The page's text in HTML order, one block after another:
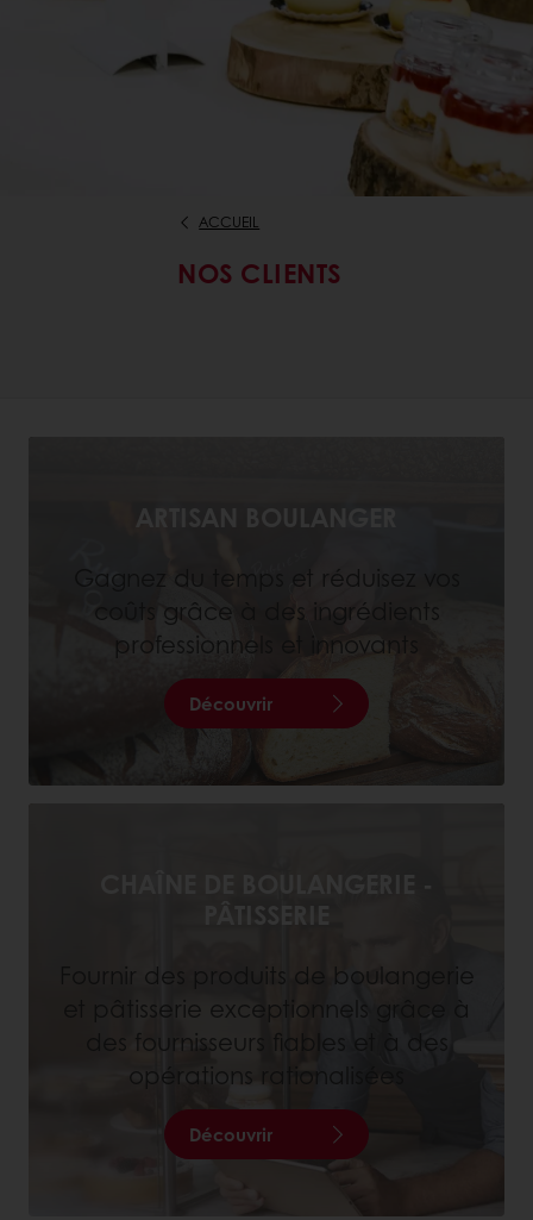
ACCUEIL
NOS CLIENTS
Gagnez du temps et réduisez vos
coûts grâce à des ingrédients
professionnels et innovants
Découvrir
Fournir des produits de boulangerie
et pâtisserie exceptionnels grâce à
des fournisseurs fiables et à des
opérations rationalisées
Découvrir